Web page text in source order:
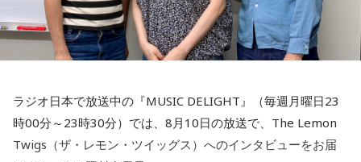
ラジオ日本で放送中の『MUSIC DELIGHT』（毎週月曜日23
時00分～23時30分）では、8月10日の放送で、The Lemon
Twigs（ザ・レモン・ツイッグス）へのインタビューをお届